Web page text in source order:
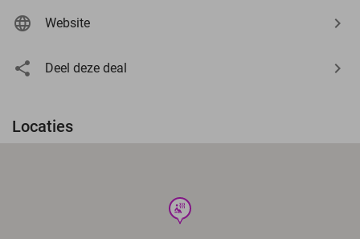
Website
Deel deze deal
Locaties
wellness